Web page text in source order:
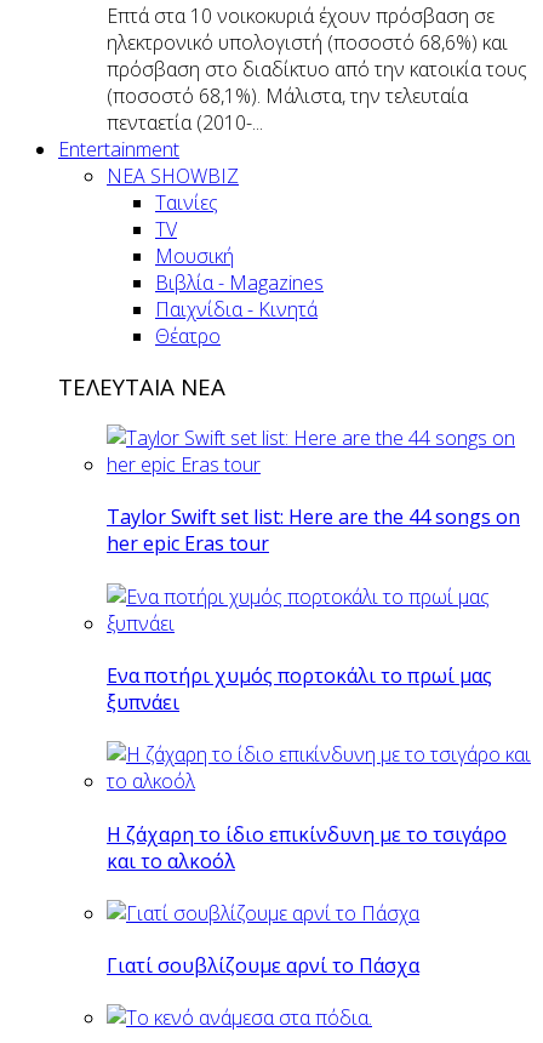
Επτά στα 10 νοικοκυριά έχουν πρόσβαση σε
ηλεκτρονικό υπολογιστή (ποσοστό 68,6%) και
πρόσβαση στο διαδίκτυο από την κατοικία τους
(ποσοστό 68,1%). Μάλιστα, την τελευταία
πενταετία (2010-...
Entertainment
ΝΕΑ SHOWBIZ
Ταινίες
TV
Μουσική
Βιβλία - Magazines
Παιχνίδια - Κινητά
Θέατρο
ΤΕΛΕΥΤΑΙΑ ΝΕΑ
Taylor Swift set list: Here are the 44 songs on
her epic Eras tour
Eνα ποτήρι χυμός πορτοκάλι το πρωί μας
ξυπνάει
Η ζάχαρη το ίδιο επικίνδυνη με το τσιγάρο
και το αλκοόλ
Γιατί σουβλίζουμε αρνί το Πάσχα